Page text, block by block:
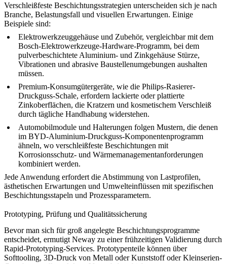
Verschleißfeste Beschichtungsstrategien unterscheiden sich je nach
Branche, Belastungsfall und visuellen Erwartungen. Einige
Beispiele sind:
Elektrowerkzeuggehäuse und Zubehör, vergleichbar mit dem
Bosch-Elektrowerkzeuge-Hardware-Programm, bei dem
pulverbeschichtete Aluminium- und Zinkgehäuse Stürze,
Vibrationen und abrasive Baustellenumgebungen aushalten
müssen.
Premium-Konsumgütergeräte, wie die Philips-Rasierer-
Druckguss-Schale, erfordern lackierte oder plattierte
Zinkoberflächen, die Kratzern und kosmetischem Verschleiß
durch tägliche Handhabung widerstehen.
Automobilmodule und Halterungen folgen Mustern, die denen
im BYD-Aluminium-Druckguss-Komponentenprogramm
ähneln, wo verschleißfeste Beschichtungen mit
Korrosionsschutz- und Wärmemanagementanforderungen
kombiniert werden.
Jede Anwendung erfordert die Abstimmung von Lastprofilen,
ästhetischen Erwartungen und Umwelteinflüssen mit spezifischen
Beschichtungsstapeln und Prozessparametern.
Prototyping, Prüfung und Qualitätssicherung
Bevor man sich für groß angelegte Beschichtungsprogramme
entscheidet, ermutigt Neway zu einer frühzeitigen Validierung durch
Rapid-Prototyping-Services. Prototypenteile können über
Softtooling, 3D-Druck von Metall oder Kunststoffoder Kleinserien-